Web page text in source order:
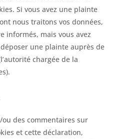
Si vous avez une plainte
nous traitons vos données,
informés, mais vous avez
une plainte auprès de
chargée de la
des commentaires sur
et cette déclaration,